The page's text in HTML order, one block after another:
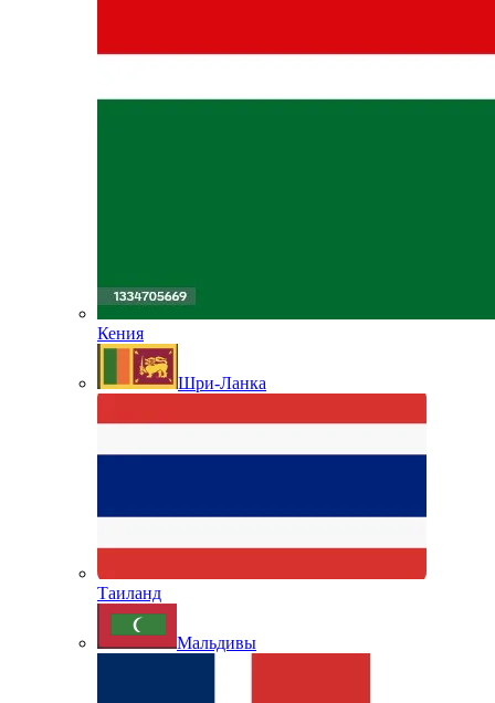
Кения
Шри-Ланка
Таиланд
Мальдивы